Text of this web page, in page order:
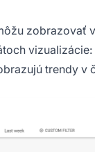
zobrazovať
vizualizácie:
trendy v